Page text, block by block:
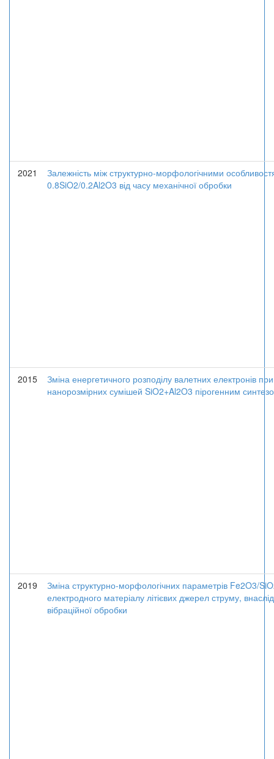
2021
Залежність між структурно-морфологічними
0.8SiO2/0.2Al2O3 від часу механічної обробки
2015
Зміна енергетичного розподілу валетних електронів
нанорозмірних сумішей SiO2+Al2O3 пірогенним
2019
Зміна структурно-морфологічних параметрів Fe2O3/
електродного матеріалу літієвих джерел струму,
вібраційної обробки